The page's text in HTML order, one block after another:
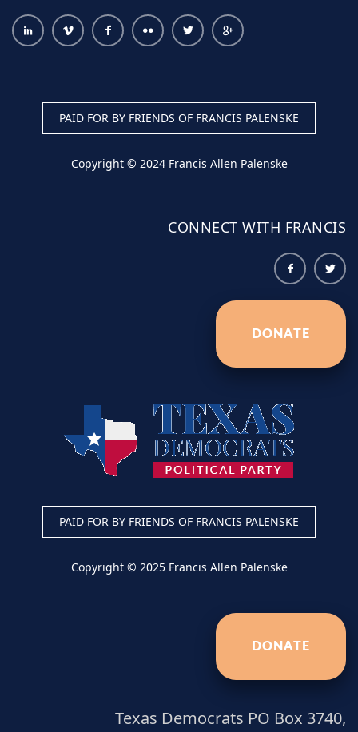
PAID FOR BY FRIENDS OF FRANCIS PALENSKE
Copyright © 2024 Francis Allen Palenske
CONNECT WITH FRANCIS
DONATE
PAID FOR BY FRIENDS OF FRANCIS PALENSKE
Copyright © 2025 Francis Allen Palenske
DONATE
Texas Democrats PO Box 3740,